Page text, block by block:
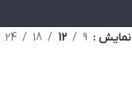
نمایش 9
12
18
24